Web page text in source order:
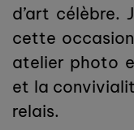
d’art célèbre.
cette
atelier photo
et la
relais.